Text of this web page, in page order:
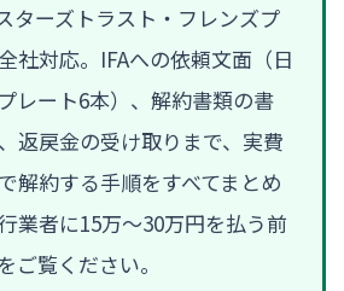
ターズトラスト・フレンズプ
社対応。IFAへの依頼文面（日
レート6本）、解約書類の書
返戻金の受け取りまで、実費
解約する手順をすべてまとめ
業者に15万〜30万円を払う前
ご覧ください。